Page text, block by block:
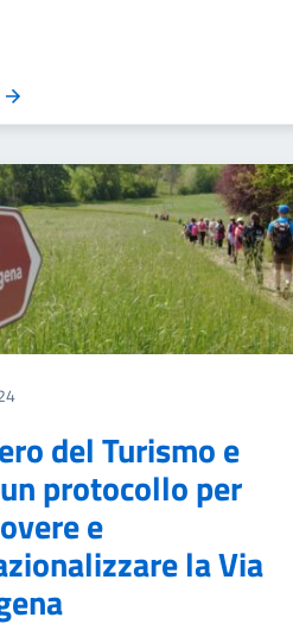
del Turismo e
protocollo per
e
la Via